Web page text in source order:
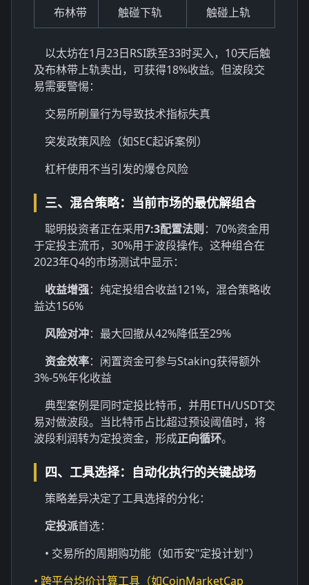
布林带 触碰下轨 触碰上轨
以太坊在1月23日RSI跌至33时买入，10天后触
及布林带上轨卖出，可获得18%收益。但波段交
易需要警惕：
交易所刷量行为导致技术指标失真
突发政策风险（如SEC起诉案例）
杠杆使用不当引发的爆仓风险
三、混合策略：当前市场的最优解组合
聪明投资者正在采用7:3配置法则 ：70%资金用
于定投主流币，30%用于波段操作。这种组合在
2023年Q4的市场测试中显示：
收益增强：纯定投组合收益121%，混合策略收
益达156%
风险对冲：最大回撤从42%降低至29%
资金效率：闲置资金可参与Staking获得额外
3%-5%年化收益
典型案例是同时定投比特币，并用ETH/USDT交
易对做波段。当比特币占比超过预设阈值时，将
波段利润转为定投资金，形成正向循环。
四、工具选择：自动化执行的关键战场
策略差异决定了工具选择的分化：
定投派首选：
• 交易所的周期购功能（如币安"定投计划"）
• 跨平台均价计算工具（如CoinMarketCap